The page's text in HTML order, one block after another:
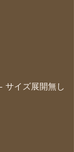
イズ展開無し